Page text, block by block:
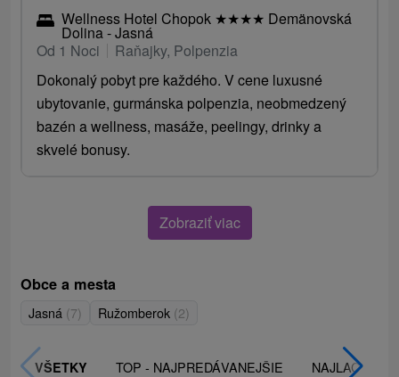
Wellness Hotel Chopok ★★★★ Demänovská
Dolina - Jasná
Od 1 Noci
Raňajky, Polpenzia
Dokonalý pobyt pre každého. V cene luxusné
ubytovanie, gurmánska polpenzia, neobmedzený
bazén a wellness, masáže, peelingy, drinky a
skvelé bonusy.
Zobraziť viac
Obce a mesta
Jasná (7) Ružomberok (2)
VŠETKY TOP - NAJPREDÁVANEJŠIE